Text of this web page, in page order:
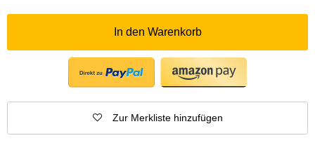
In den Warenkorb
Zur Merkliste hinzufügen